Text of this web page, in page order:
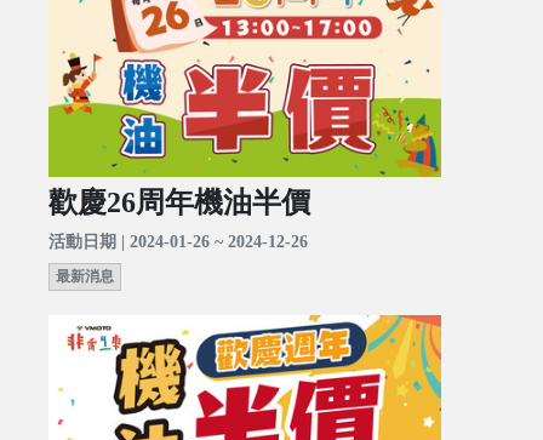
歡慶26周年機油半價
活動日期 | 2024-01-26 ~ 2024-12-26
最新消息